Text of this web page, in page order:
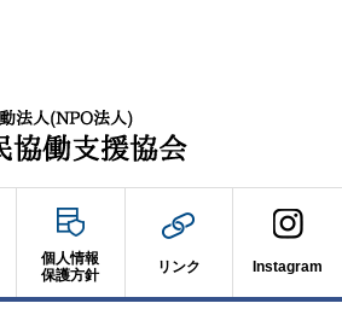
個人情報
保護方針
リンク Instagram